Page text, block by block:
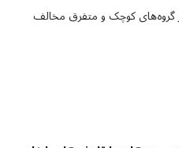
گروه‌های کوچک و متفرق مخالف